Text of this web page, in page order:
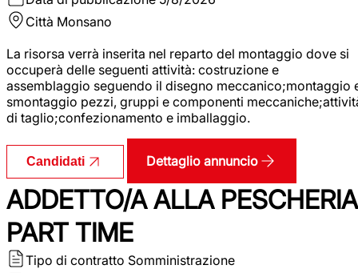
Città Monsano
La risorsa verrà inserita nel reparto del montaggio dove si
occuperà delle seguenti attività: costruzione e
assemblaggio seguendo il disegno meccanico;montaggio
smontaggio pezzi, gruppi e componenti
di taglio;confezionamento e imballaggio.
Candidati Dettaglio annuncio
ADDETTO/A ALLA PESCHERIA
PART TIME
Tipo di contratto Somministrazione